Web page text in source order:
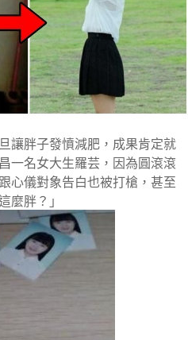
讓胖子發憤減肥，成果肯定就
一名女大生羅芸， 因為圓滾滾
心儀對象告白也被打槍 ，甚至
麼胖？」